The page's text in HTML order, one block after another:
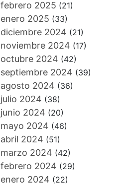
febrero 2025 (21)
enero 2025 (33)
diciembre 2024 (21)
noviembre 2024 (17)
octubre 2024 (42)
septiembre 2024 (39)
agosto 2024 (36)
julio 2024 (38)
junio 2024 (20)
mayo 2024 (46)
abril 2024 (51)
marzo 2024 (42)
febrero 2024 (29)
enero 2024 (22)